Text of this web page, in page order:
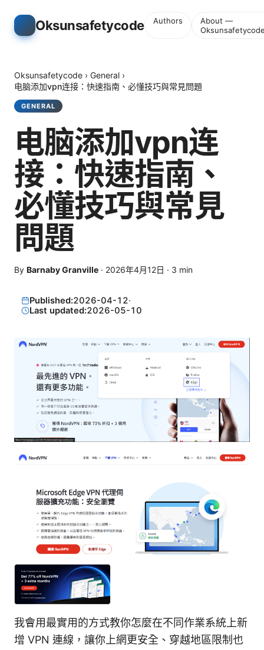
Oksunsafetycode Authors
About —
Oksunsafetycode › General ›
电脑添加vpn连接：快速指南、必懂技巧與常見問題
GENERAL
电脑添加vpn连
接：快速指南、
必懂技巧與常見
問題
By Barnaby Granville · 2026年4月12日 · 3 min
Published:2026-04-12·
Last updated:2026-05-10
我會用最實用的方式教你怎麼在不同作業系統上新
增 VPN 連線，讓你上網更安全、穿越地區限制也